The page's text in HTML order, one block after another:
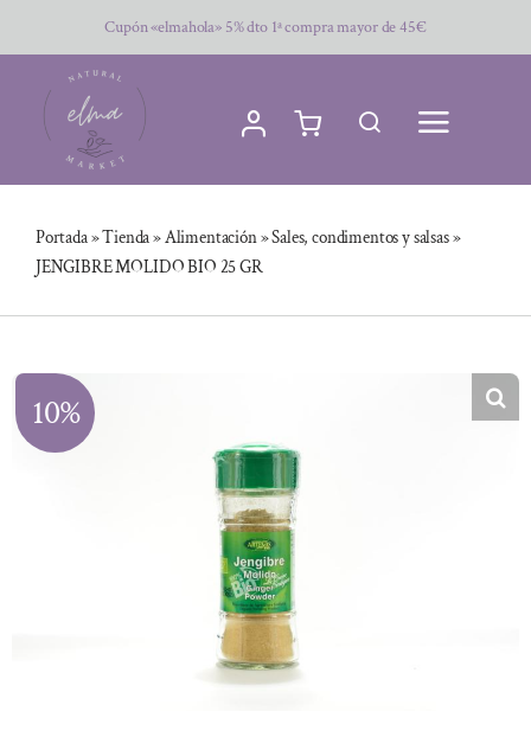
al
contenido
Cupón «elmahola» 5% dto 1ª compra mayor de 45€
Portada»Tienda»Alimentación»Sales, condimentos y salsas»
JENGIBRE MOLIDO BIO 25 GR
10%